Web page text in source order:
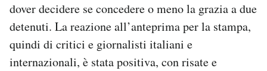
dover decidere se concedere o meno la grazia a due
detenuti. La reazione all’anteprima per la stampa,
quindi di critici e giornalisti italiani e
internazionali, è stata positiva, con risate e